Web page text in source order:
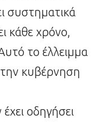
συστηματικά
κάθε χρόνο,
το έλλειμμα
κυβέρνηση
οδηγήσει